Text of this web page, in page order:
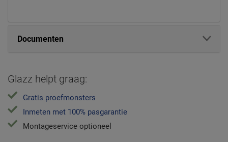
Documenten
Glazz helpt graag:
Gratis proefmonsters
Inmeten met 100% pasgarantie
Montageservice optioneel